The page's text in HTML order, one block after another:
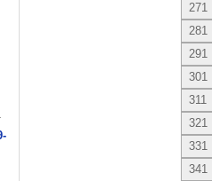
271
281
291
301
311
321
331
341